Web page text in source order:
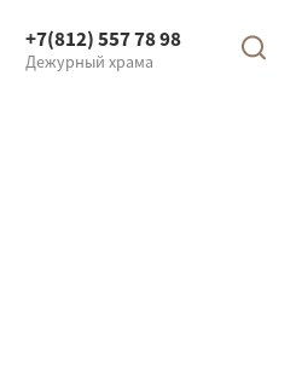
+7(812) 557 78 98
Дежурный храма